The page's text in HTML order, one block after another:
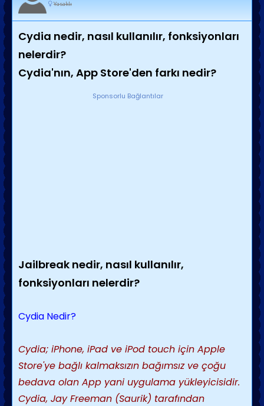
Yasaklı
Cydia nedir, nasıl kullanılır, fonksiyonları
nelerdir?
Cydia'nın, App Store'den farkı nedir?
Sponsorlu Bağlantılar
Jailbreak nedir, nasıl kullanılır,
fonksiyonları nelerdir?
Cydia Nedir?
Cydia; iPhone, iPad ve iPod touch için Apple
Store'ye bağlı kalmaksızın bağımsız ve çoğu
bedava olan App yani uygulama yükleyicisidir.
Cydia, Jay Freeman (Saurik) tarafından